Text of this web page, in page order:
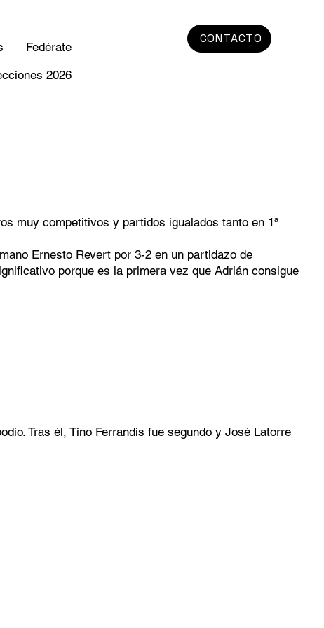
Fedérate
2026
CONTACTO
muy competitivos y partidos igualados tanto en 1ª
Ernesto Revert por 3-2 en un partidazo de
porque es la primera vez que Adrián consigue
Tras él, Tino Ferrandis fue segundo y José Latorre